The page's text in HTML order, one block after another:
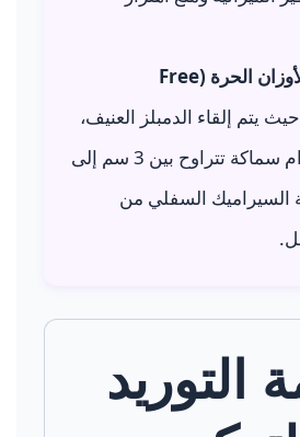
منطقة الأوزان الحرة (Free
حيث يتم إلقاء الدمبلز العنيف،
يجب استخدام سماكة تتراوح بين 3 سم إلى
السيراميك السفلي من
التوريد